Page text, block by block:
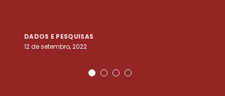
DADOS E PESQUISAS
12 de setembro, 2022